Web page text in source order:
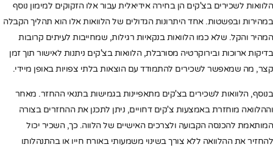
הלוואות לשכירים בצ'קים הן בחירה אידיאלית עבור אלו הזקוקים למימון נוסף
במהירות ובפשטות. אחד היתרונות הגדולים של הלוואות אלו הוא תהליך הקבלה
המהיר והקל. שלא כמו הלוואות בנקאיות רגילות, שמחייבות לעיתים קרובות
בדיקות ארוכות ובירוקרטיה מסורבלת, הלוואות בצ'קים ניתנות לאישור תוך זמן
קצר, מה שמאפשר לשכירים להתמודד עם הוצאות בלתי צפויות באופן מיידי.
בנוסף, הלוואות לשכירים בצ'קים מתאפיינות בגמישות בתנאי ההחזר. מאחר
וההלוואה מוחזרת באמצעות צ'קים דחויים, ניתן לתכנן את ההחזרים בצורה
המותאמת להכנסה הקבועה ולצרכים האישיים של הלווה. כך, השכיר יכול
להחזיר את ההלוואה ללא צורך בשינוי משמעותי באורח חייו או בהתנהלותו